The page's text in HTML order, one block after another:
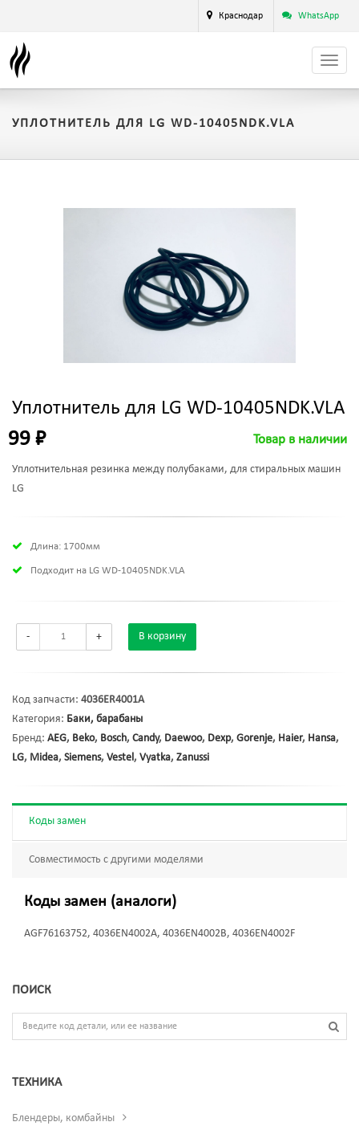
Краснодар WhatsApp
УПЛОТНИТЕЛЬ ДЛЯ LG WD-10405NDK.VLA
Уплотнитель для LG WD-10405NDK.VLA
99 ₽ Товар в наличии
Уплотнительная резинка между полубаками, для стиральных машин
LG
Длина: 1700мм
Подходит на LG WD-10405NDK.VLA
- + В корзину
Код запчасти: 4036ER4001A
Категория: Баки, барабаны
Бренд: AEG, Beko, Bosch, Candy, Daewoo, Dexp, Gorenje, Haier, Hansa,
LG, Midea, Siemens, Vestel, Vyatka, Zanussi
Коды замен
Совместимость с другими моделями
Коды замен (аналоги)
AGF76163752, 4036EN4002A, 4036EN4002B, 4036EN4002F
ПОИСК
ТЕХНИКА
Блендеры, комбайны